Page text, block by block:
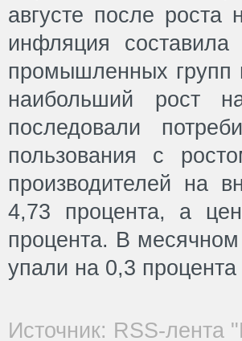
августе после
инфляция
промышленных групп
наибольший рост
последовали
пользования с
производителей на
4,73 процента, а
процента. В
упали на 0,3 процента
Источник: RSS-лента